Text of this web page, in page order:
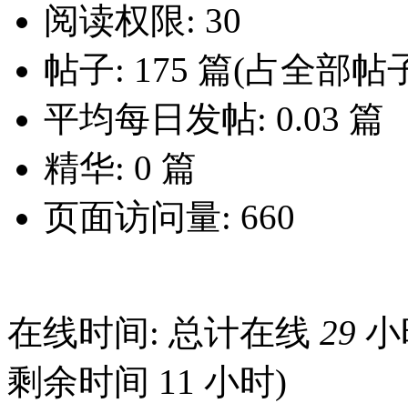
阅读权限: 30
帖子: 175 篇(占全部帖
平均每日发帖: 0.03 篇
精华: 0 篇
页面访问量: 660
在线时间: 总计在线 29
剩余时间 11 小时)